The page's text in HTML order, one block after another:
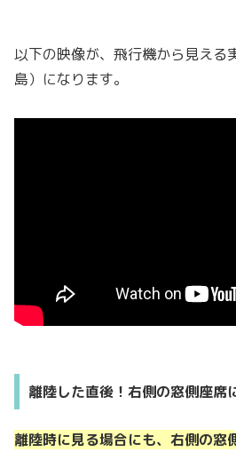
以下の映像が、飛行機から見える
島）になります。
離陸した直後！右側の窓側座席
離陸時に見る場合にも、右側の窓